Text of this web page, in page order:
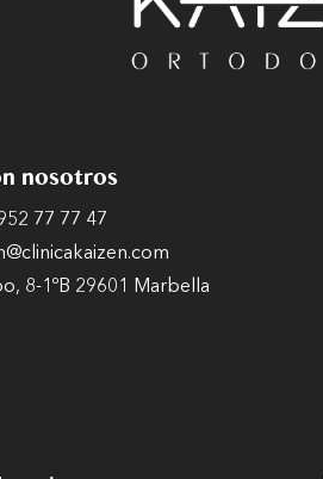
nosotros
77 77 47
8-1ºB 29601 Marbella